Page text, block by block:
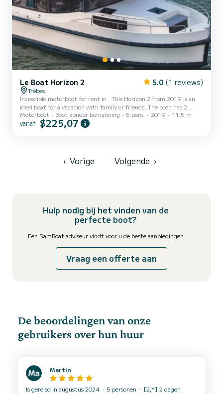
Le Boat Horizon 2 5.0 (1 reviews)
Trèbes
Incredible motorboot for rent in . This Horizon 2 from 2019 is an
ideal boat for a vacation with family or friends. The boat has 2
cabins with all comfort and a capacity of 5 people. With an overall
length of 12 meters, it will be your best ally to spend an
Motorboot Boot zonder bemanning 5 pers. 2019 11.5 m
vanaf $225,07
‹ Vorige Volgende ›
Hulp nodig bij het vinden van de
perfecte boot?
Een SamBoat adviseur vindt voor u de beste aanbiedingen
Vraag een offerte aan
De beoordelingen van onze
gebruikers over hun huur
Martin
Is gereisd in augustus 2024 5 personen [2,*] 2 dagen